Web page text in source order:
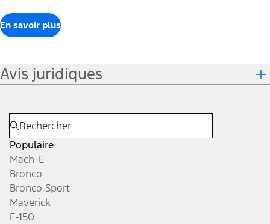
En savoir plus
Avis juridiques
Populaire
Mach-E
Bronco
Bronco Sport
Maverick
F-150